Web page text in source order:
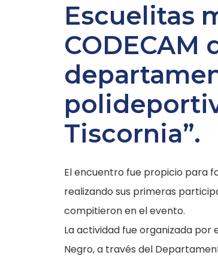
Escuelitas
CODECAM
Tiscornia”.
El encuentro fue propicio para
realizando sus primeras
compitieron en el evento.
La actividad fue organizada por
Negro, a través del